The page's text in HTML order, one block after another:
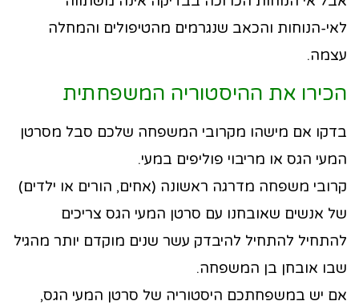
לאי-הנוחות והכאב שנגרמים מהטיפולים והמחלה
עצמה.
הכירו את ההיסטוריה המשפחתית
בדקו אם מישהו מקרובי המשפחה שלכם סבל מסרטן
המעי הגס או מריבוי פוליפים במעי.
קרובי משפחה מדרגה ראשונה (אחים, הורים או ילדים)
של אנשים שאובחנו עם סרטן המעי הגס צריכים
להתחיל להתחיל להיבדק עשר שנים מוקדם יותר מהגיל
שבו אובחן בן המשפחה.
אם יש במשפחתכם היסטוריה של סרטן המעי הגס,